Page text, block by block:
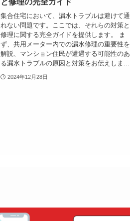
集合住宅において、漏水トラブルは避けて通
れない問題です。ここでは、それらの対策と
修理に関する完全ガイドを提供します。 ま
ず、共用メーター内での漏水修理の重要性を
解説、マンション住民が遭遇する可能性のあ
る漏水トラブルの原因と対策をお伝えしま...
2024年12月28日